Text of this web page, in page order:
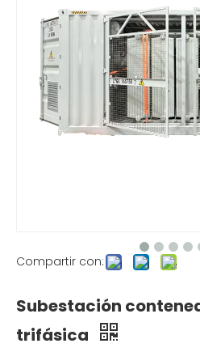
Compartir con:
Subestación
trifásica